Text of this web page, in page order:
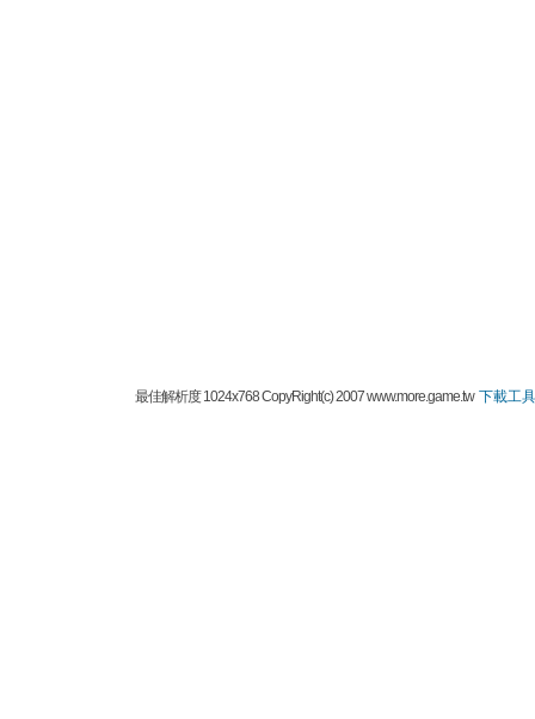
最佳解析度 1024x768 CopyRight(c) 2007 www.more.game.tw下載工